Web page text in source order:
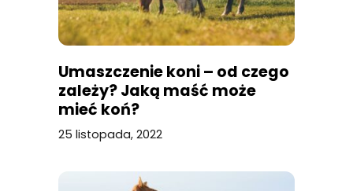
Umaszczenie koni – od czego
zależy? Jaką maść może
mieć koń?
25 listopada, 2022